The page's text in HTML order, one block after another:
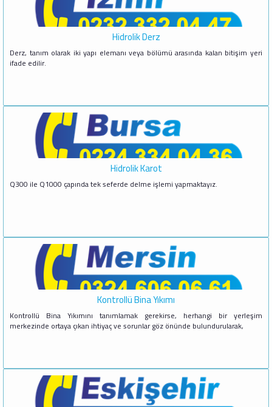
Hidrolik Derz
Derz, tanım olarak iki yapı elemanı veya bölümü arasında kalan bitişim yeri
ifade edilir.
Hidrolik Karot
Q300 ile Q1000 çapında tek seferde delme işlemi yapmaktayız.
Kontrollü Bina Yıkımı
Kontrollü Bina Yıkımını tanımlamak gerekirse, herhangi bir yerleşim
merkezinde ortaya çıkan ihtiyaç ve sorunlar göz önünde bulundurularak,